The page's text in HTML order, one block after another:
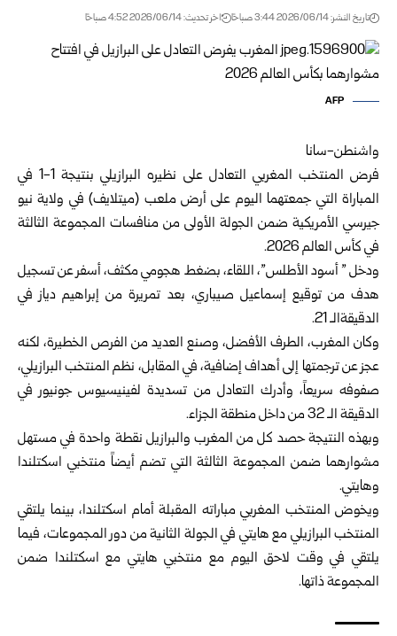
تاريخ النشر: 2026/06/14 3:44 صباحًا اخر تحديث: 2026/06/14 4:52 صباحًا
AFP
واشنطن-سانا
فرض المنتخب المغربي التعادل على نظيره البرازيلي بنتيجة 1-1 في
‏المباراة التي جمعتهما اليوم على أرض ملعب (ميتلايف) ‏في ولاية نيو
جيرسي ‏الأمريكية ضمن الجولة الأولى من منافسات المجموعة ‏الثالثة
في كأس العالم 2026.‏
ودخل ” أسود الأطلس”، اللقاء، بضغط هجومي مكثف، أسفر عن تسجيل
‏هدف من توقيع إسماعيل صيباري، بعد تمريرة من إبراهيم دياز في
الدقيقةالـ ‌21.‏
وكان المغرب، الطرف الأفضل، وصنع العديد من الفرص الخطيرة، لكنه
عجز عن ترجمتها إلى أهداف إضافية، في المقابل، نظم المنتخب ‏البرازيلي،
صفوفه سريعاً، وأدرك التعادل من تسديدة لفينيسيوس جونيور في
‏الدقيقة الـ 32 من داخل منطقة الجزاء.‏
وبهذه النتيجة حصد كل من المغرب والبرازيل نقطة واحدة في مستهل
‏مشوارهما ضمن المجموعة الثالثة التي تضم أيضاً منتخبي اسكتلندا
وهايتي.‏
ويخوض المنتخب المغربي مباراته المقبلة أمام اسكتلندا، بينما يلتقي
المنتخب ‏البرازيلي مع هايتي في الجولة الثانية من دور المجموعات، فيما
يلتقي في ‏وقت لاحق اليوم مع منتخبي هايتي مع اسكتلندا ضمن
المجموعة ذاتها.‏